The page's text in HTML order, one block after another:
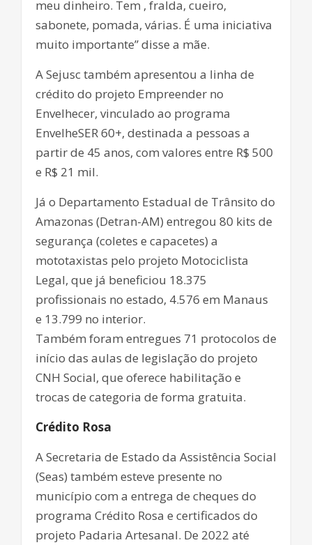
meu dinheiro. Tem , fralda, cueiro,
sabonete, pomada, várias. É uma iniciativa
muito importante” disse a mãe.
A Sejusc também apresentou a linha de
crédito do projeto Empreender no
Envelhecer, vinculado ao programa
EnvelheSER 60+, destinada a pessoas a
partir de 45 anos, com valores entre R$ 500
e R$ 21 mil.
Já o Departamento Estadual de Trânsito do
Amazonas (Detran-AM) entregou 80 kits de
segurança (coletes e capacetes) a
mototaxistas pelo projeto Motociclista
Legal, que já beneficiou 18.375
profissionais no estado, 4.576 em Manaus
e 13.799 no interior.
Também foram entregues 71 protocolos de
início das aulas de legislação do projeto
CNH Social, que oferece habilitação e
trocas de categoria de forma gratuita.
Crédito Rosa
A Secretaria de Estado da Assistência Social
(Seas) também esteve presente no
município com a entrega de cheques do
programa Crédito Rosa e certificados do
projeto Padaria Artesanal. De 2022 até